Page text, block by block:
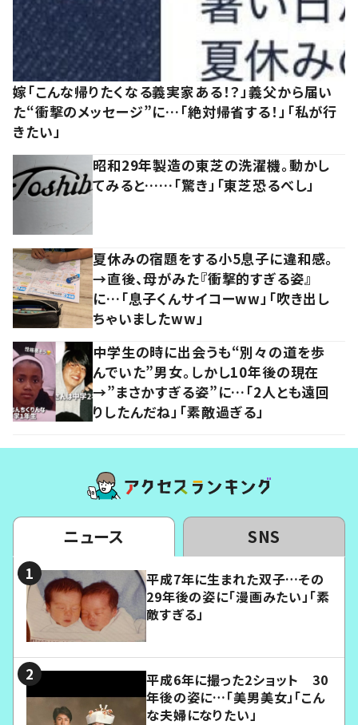
嫁「こんな帰りたくなる義実家ある！？」義父から届い
た“衝撃のメッセージ”に…「絶対帰省する！」「私が行
きたい」
昭和29年製造の東芝の洗濯機。動かし
てみると……「驚き」「東芝恐るべし」
夏休みの宿題をする小5息子に違和感。
→直後、母がみた『衝撃的すぎる姿』
に…「息子くんサイコーww」「吹き出し
ちゃいましたww」
中学生の時に出会うも“別々の道を歩
んでいた”男女。しかし10年後の現在
→”まさかすぎる姿”に…「2人とも遠回
りしたんだね」「素敵過ぎる」
ニュース SNS
平成7年に生まれた双子…その
29年後の姿に「漫画みたい」「素
敵すぎる」
平成6年に撮った2ショット 30
年後の姿に…「美男美女」「こん
な夫婦になりたい」